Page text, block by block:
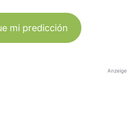
mi predicción
Anzeige